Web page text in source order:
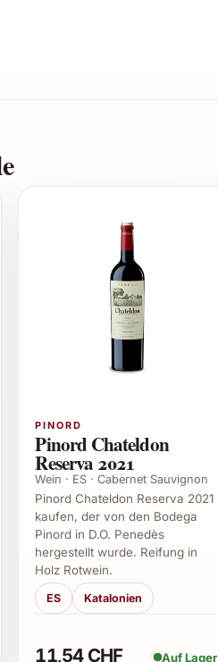
mit feinen
Auch als Aperitif
passt er wunderbar zu
PINORD
Pinord Chateldon
Reserva 2021
Wein · ES · Cabernet Sauvignon
Pinord Chateldon Reserva 2021
kaufen, der von den Bodega
Pinord in D.O. Penedès
hergestellt wurde. Reifung in
Holz Rotwein.
ES Katalonien
11,54 CHF Auf Lager